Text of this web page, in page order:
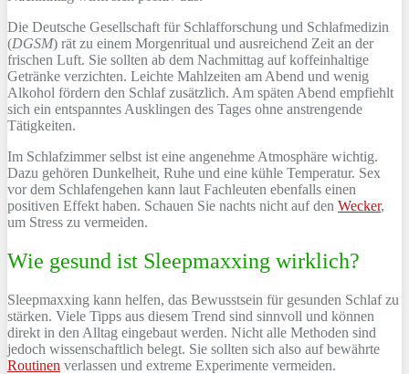
Die Deutsche Gesellschaft für Schlafforschung und Schlafmedizin
(DGSM) rät zu einem Morgenritual und ausreichend Zeit an der
frischen Luft. Sie sollten ab dem Nachmittag auf koffeinhaltige
Getränke verzichten. Leichte Mahlzeiten am Abend und wenig
Alkohol fördern den Schlaf zusätzlich. Am späten Abend empfiehlt
sich ein entspanntes Ausklingen des Tages ohne anstrengende
Tätigkeiten.
Im Schlafzimmer selbst ist eine angenehme Atmosphäre wichtig.
Dazu gehören Dunkelheit, Ruhe und eine kühle Temperatur. Sex
vor dem Schlafengehen kann laut Fachleuten ebenfalls einen
positiven Effekt haben. Schauen Sie nachts nicht auf den Wecker,
um Stress zu vermeiden.
Wie gesund ist Sleepmaxxing wirklich?
Sleepmaxxing kann helfen, das Bewusstsein für gesunden Schlaf zu
stärken. Viele Tipps aus diesem Trend sind sinnvoll und können
direkt in den Alltag eingebaut werden. Nicht alle Methoden sind
jedoch wissenschaftlich belegt. Sie sollten sich also auf bewährte
Routinen verlassen und extreme Experimente vermeiden.